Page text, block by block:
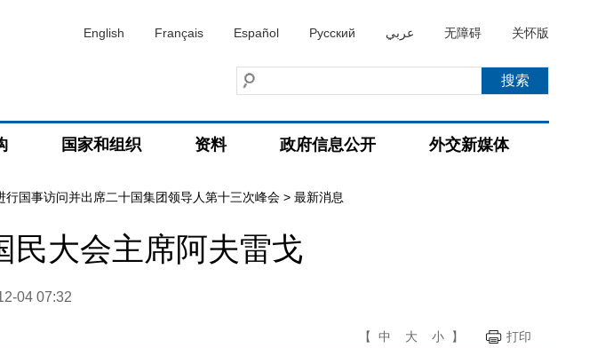
English Français Español Русский عربي 无障碍 关怀版
国家和组织 资料 政府信息公开 外交新媒体
国事访问并出席二十国集团领导人第十三次峰会 > 最新消息
民大会主席阿夫雷戈
04 07:32
【 中 大 小 】 打印